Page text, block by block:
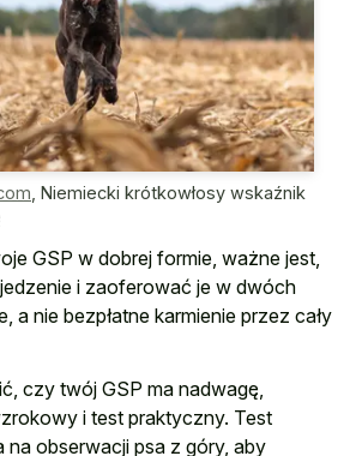
Niemiecki krótkowłosy wskaźnik
GSP w dobrej formie, ważne jest,
i zaoferować je w dwóch
a nie bezpłatne karmienie przez cały
czy twój GSP ma nadwagę,
i test praktyczny. Test
obserwacji psa z góry, aby